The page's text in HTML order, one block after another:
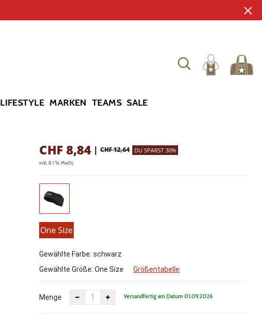
LIFESTYLE MARKEN TEAMS SALE
CHF 8,84 | CHF 12,64 DU SPARST 30%
inkl. 8.1 % MwSt.
One Size
Gewählte Farbe: schwarz
Gewählte Größe: One Size Größentabelle
Menge Versandfertig am Datum 01.09.2026